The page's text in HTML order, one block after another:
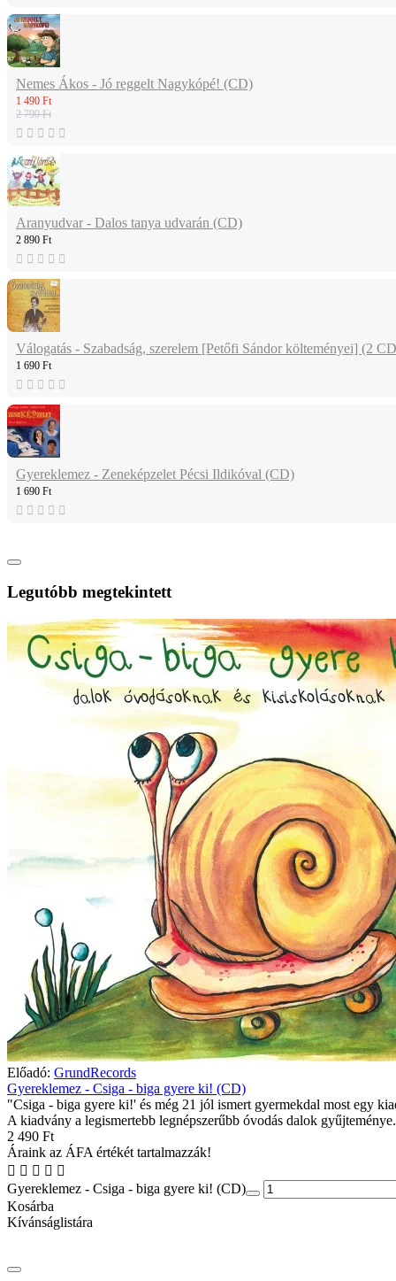
Nemes Ákos - Jó reggelt Nagykópé! (CD)
1 490 Ft
2 790 Ft
Aranyudvar - Dalos tanya udvarán (CD)
2 890 Ft
Válogatás - Szabadság, szerelem [Petőfi Sándor költeményei] (2
1 690 Ft
Gyereklemez - Zeneképzelet Pécsi Ildikóval (CD)
1 690 Ft
Legutóbb megtekintett
Előadó: GrundRecords
Gyereklemez - Csiga - biga gyere ki! (CD)
"Csiga - biga gyere ki!' és még 21 jól ismert gyermekdal most egy
A kiadvány a legismertebb legnépszerűbb óvodás dalok
2 490 Ft
Áraink az ÁFA értékét tartalmazzák!
Gyereklemez - Csiga - biga gyere ki! (CD)
Kosárba
Kívánságlistára